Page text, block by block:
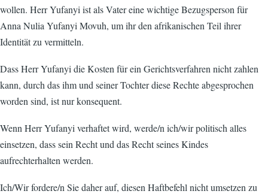
wollen. Herr Yufanyi ist als Vater eine wichtige Bezugsperson für
Anna Nulia Yufanyi Movuh, um ihr den afrikanischen Teil ihrer
Identität zu vermitteln.
Dass Herr Yufanyi die Kosten für ein Gerichtsverfahren nicht zahlen
kann, durch das ihm und seiner Tochter diese Rechte abgesprochen
worden sind, ist nur konsequent.
Wenn Herr Yufanyi verhaftet wird, werde/n ich/wir politisch alles
einsetzen, dass sein Recht und das Recht seines Kindes
aufrechterhalten werden.
Ich/Wir fordere/n Sie daher auf, diesen Haftbefehl nicht umsetzen zu